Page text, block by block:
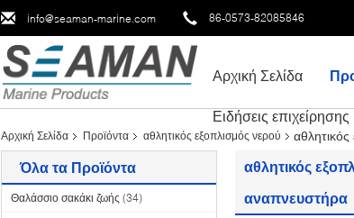
info@seaman-marine.com 86-0573-82085846
Αρχική Σελίδα
Ειδήσεις επιχείρησης
Αρχική Σελίδα Προϊόντα αθλητικός εξοπλισμός νερού
Όλα τα Προϊόντα
Θαλάσσιο σακάκι ζωής (34)
αθλητικός
αναπνευστήρα